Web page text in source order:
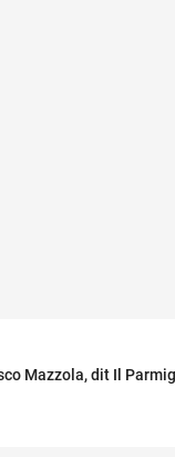
Mazzola, dit Il